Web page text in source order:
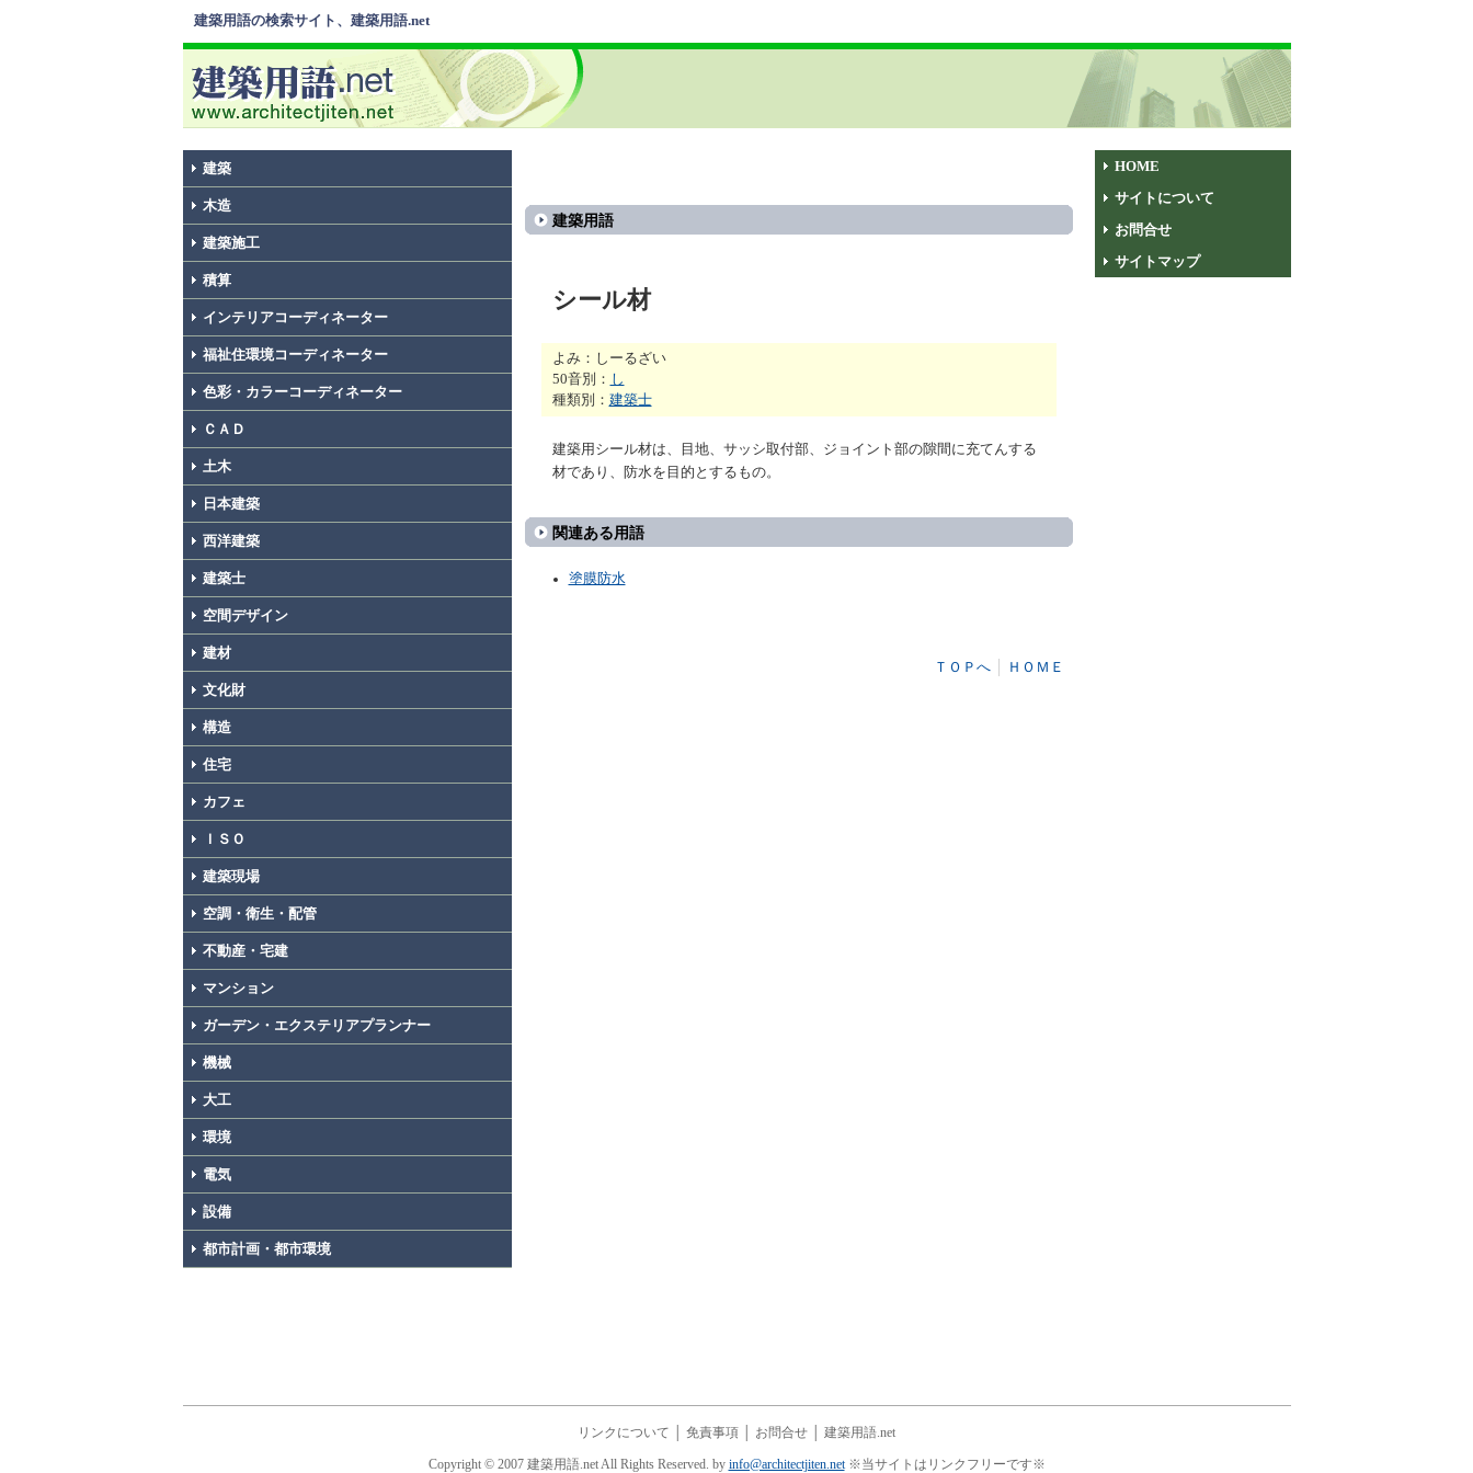
建築用語の検索サイト、建築用語.net
建築
木造
建築施工
積算
インテリアコーディネーター
福祉住環境コーディネーター
色彩・カラーコーディネーター
ＣＡＤ
土木
日本建築
西洋建築
建築士
空間デザイン
建材
文化財
構造
住宅
カフェ
ＩＳＯ
建築現場
空調・衛生・配管
不動産・宅建
マンション
ガーデン・エクステリアプランナー
機械
大工
環境
電気
設備
都市計画・都市環境
建築用語
シール材
よみ：しーるざい
50音別： し
種類別： 建築士
建築用シール材は、目地、サッシ取付部、ジョイント部の隙間に充てんする
材であり、防水を目的とするもの。
関連ある用語
塗膜防水
ＴＯＰへ│ ＨＯＭＥ
HOME
サイトについて
お問合せ
サイトマップ
リンクについて 免責事項 お問合せ 建築用語.net
Copyright © 2007 建築用語.net All Rights Reserved. by info@architectjiten.net※当サイトはリンクフリーです※